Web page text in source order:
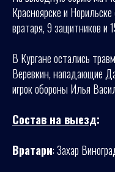
Красноярске и
вратаря, 9 защитников и
В Кургане остались
Веревкин, нападающие
игрок обороны Илья
Состав на выезд:
Вратари: Захар